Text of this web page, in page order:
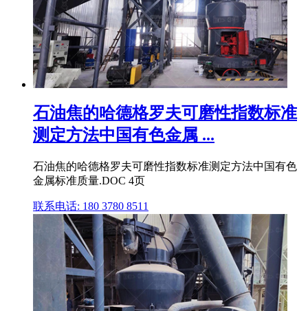
石油焦的哈德格罗夫可磨性指数标准
测定方法中国有色金属 ...
石油焦的哈德格罗夫可磨性指数标准测定方法中国有色
金属标准质量.DOC 4页
联系电话: 180 3780 8511